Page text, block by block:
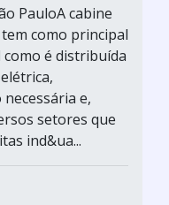
PauloA cabine
como principal
é distribuída
e,
setores que
ind&ua...